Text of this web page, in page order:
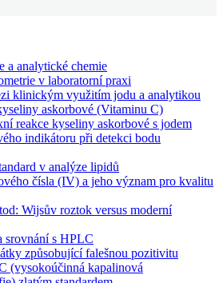
a analytické chemie
v laboratorní praxi
klinickým využitím jodu a analytikou
askorbové (Vitaminu C)
reakce kyseliny askorbové s jodem
indikátoru při detekci bodu
v analýze lipidů
čísla (IV) a jeho význam pro kvalitu
Wijsův roztok versus moderní
srovnání s HPLC
způsobující falešnou pozitivitu
(vysokoúčinná kapalinová